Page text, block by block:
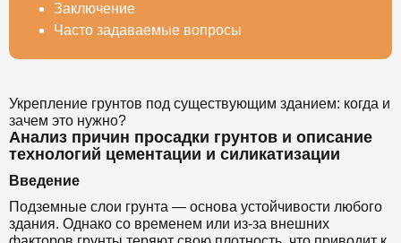
Заключение
Часто задаваемые вопросы
Укрепление грунтов под существующим зданием: когда и
зачем это нужно?
Анализ причин просадки грунтов и описание
технологий цементации и силикатизации
Введение
Подземные слои грунта — основа устойчивости любого
здания. Однако со временем или из-за внешних